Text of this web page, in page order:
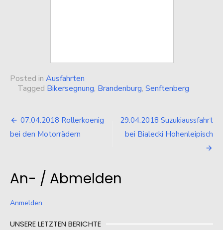
Posted in Ausfahrten
Tagged Bikersegnung, Brandenburg, Senftenberg
Beitragsnavigation
07.04.2018 Rollerkoenig
bei den Motorrädern
29.04.2018 Suzukiaussfahrt
bei Bialecki Hohenleipisch
An- / Abmelden
Anmelden
UNSERE LETZTEN BERICHTE